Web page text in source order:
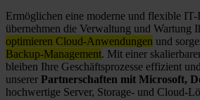
Ermöglichen eine moderne und flexible
übernehmen die Verwaltung und Wartung
optimieren Cloud-Anwendungen und
Backup-Management. Mit einer
bleiben Ihre Geschäftsprozesse effizient und
unserer Partnerschaften mit Microsoft,
hochwertige Server, Storage- und Cloud-